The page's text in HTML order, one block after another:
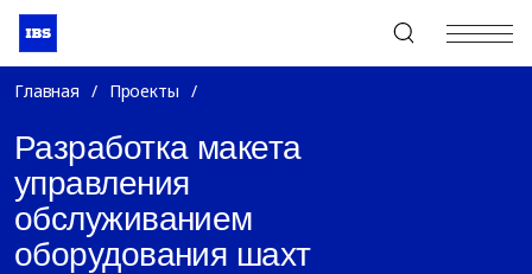
+7 (495) 967-80-80
Главная / Проекты /
Разработка макета
управления
обслуживанием
оборудования шахт